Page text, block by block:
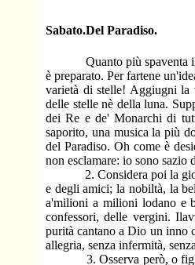
Sabato.Del Paradiso.
Quanto più spaventa il
è preparato. Per fartene
varietà di stelle! Aggiugni la
delle stelle nè della luna.
dei Re e de' Monarchi di
saporito, una musica la più
del Paradiso. Oh come è
non esclamare: io sono
2. Considera poi la gioia
e degli amici; la nobiltà, la
a'milioni a milioni lodano e
confessori, delle vergini.
purità cantano a Dio un inno
allegria, senza infermità,
3. Osserva però, o figlio,